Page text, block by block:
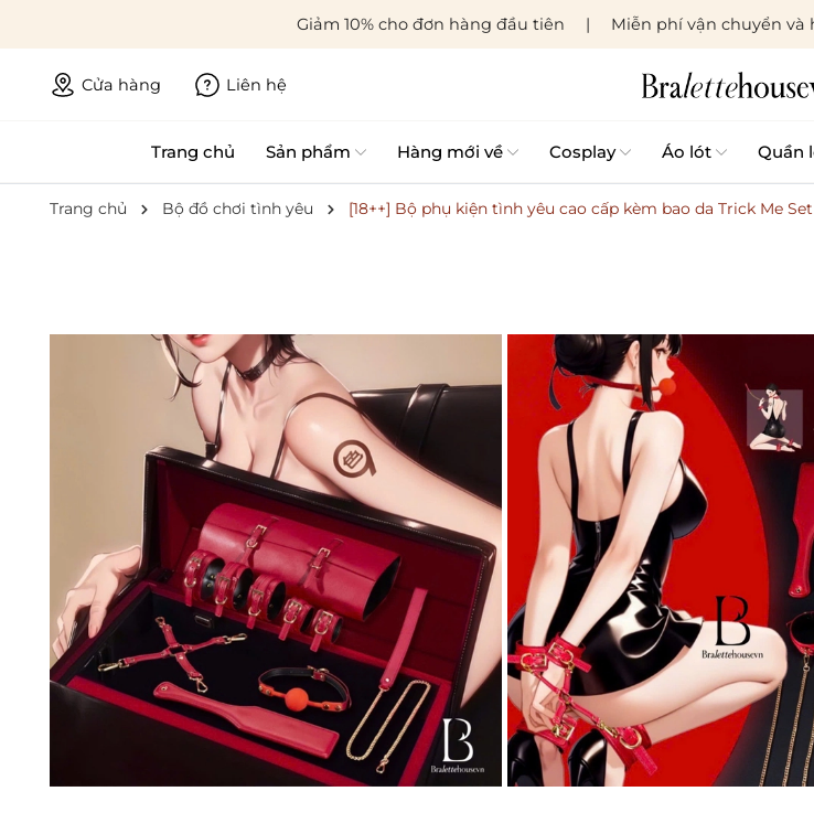
Giảm 10% cho đơn hàng đầu tiên Miễn phí vận chuyển
Cửa hàng Liên hệ
Trang chủ Sản phẩm Hàng mới về Cosplay Áo lót Quần
Trang chủ Bộ đồ chơi tình yêu [18++] Bộ phụ kiện tình yêu cao cấp kèm bao da Trick Me